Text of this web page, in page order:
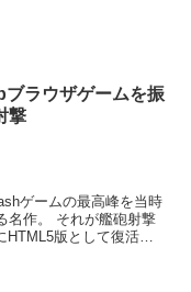
ブラウザゲームを振
撃
ゲームの最高峰を当時
艦砲射撃